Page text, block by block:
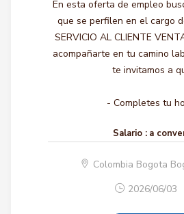
En esta oferta de empleo
que se perfilen en el cargo
SERVICIO AL CLIENTE
acompañarte en tu camino
te invitamos a
- Completes tu
Salario : a
Colombia Bogota
2026/06/03